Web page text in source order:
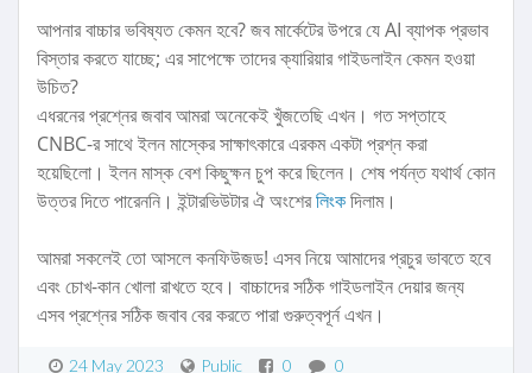
আপনার বাচ্চার ভবিষ্যত কেমন হবে? জব মার্কেটের উপরে যে AI ব্যাপক প্রভাব
বিস্তার করতে যাচ্ছে; এর সাপেক্ষে তাদের ক্যারিয়ার গাইডলাইন কেমন হওয়া
উচিত?
এধরনের প্রশ্নের জবাব আমরা অনেকেই খুঁজতেছি এখন। গত সপ্তাহে
CNBC-র সাথে ইলন মাস্কের সাক্ষাৎকারে এরকম একটা প্রশ্ন করা
হয়েছিলো। ইলন মাস্ক বেশ কিছুক্ষন চুপ করে ছিলেন। শেষ পর্যন্ত যথার্থ কোন
উত্তর দিতে পারেননি। ইন্টারভিউটার ঐ অংশেরলিংকদিলাম।
আমরা সকলেই তো আসলে কনফিউজড! এসব নিয়ে আমাদের প্রচুর ভাবতে হবে
এবং চোখ-কান খোলা রাখতে হবে। বাচ্চাদের সঠিক গাইডলাইন দেয়ার জন্য
এসব প্রশ্নের সঠিক জবাব বের করতে পারা গুরুত্বপূর্ন এখন।
24 May 2023 Public 0 0